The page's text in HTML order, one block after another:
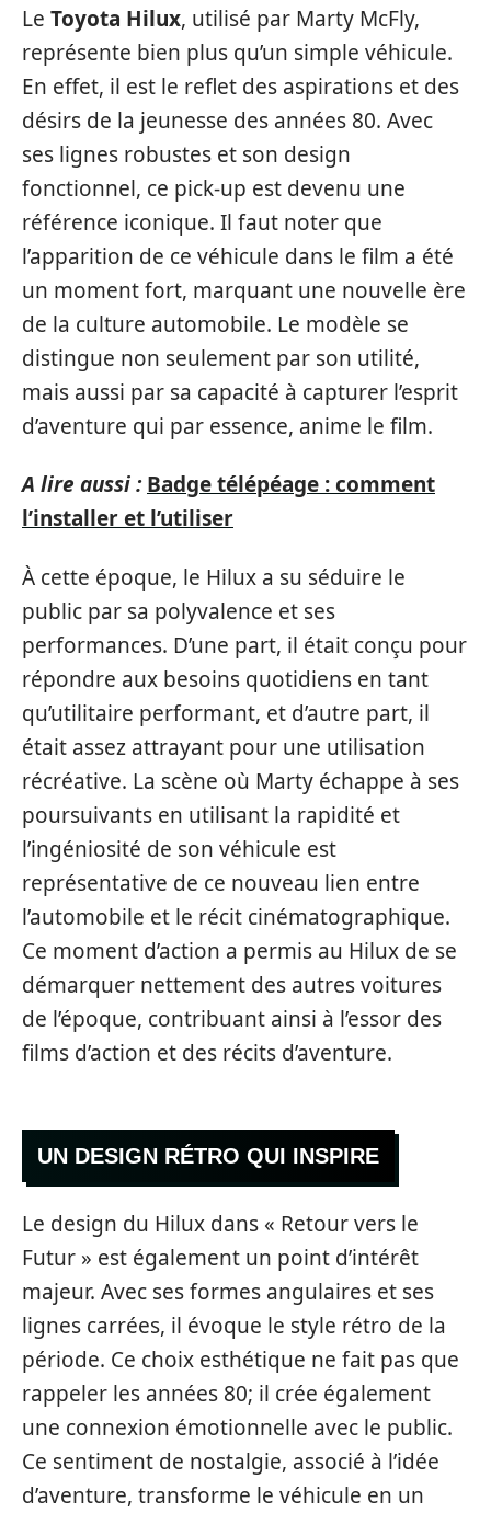
Le Toyota Hilux, utilisé par Marty McFly,
représente bien plus qu’un simple véhicule.
En effet, il est le reflet des aspirations et des
désirs de la jeunesse des années 80. Avec
ses lignes robustes et son design
fonctionnel, ce pick-up est devenu une
référence iconique. Il faut noter que
l’apparition de ce véhicule dans le film a été
un moment fort, marquant une nouvelle ère
de la culture automobile. Le modèle se
distingue non seulement par son utilité,
mais aussi par sa capacité à capturer l’esprit
d’aventure qui par essence, anime le film.
A lire aussi : Badge télépéage : comment
l’installer et l’utiliser
À cette époque, le Hilux a su séduire le
public par sa polyvalence et ses
performances. D’une part, il était conçu pour
répondre aux besoins quotidiens en tant
qu’utilitaire performant, et d’autre part, il
était assez attrayant pour une utilisation
récréative. La scène où Marty échappe à ses
poursuivants en utilisant la rapidité et
l’ingéniosité de son véhicule est
représentative de ce nouveau lien entre
l’automobile et le récit cinématographique.
Ce moment d’action a permis au Hilux de se
démarquer nettement des autres voitures
de l’époque, contribuant ainsi à l’essor des
films d’action et des récits d’aventure.
UN DESIGN RÉTRO QUI INSPIRE
Le design du Hilux dans « Retour vers le
Futur » est également un point d’intérêt
majeur. Avec ses formes angulaires et ses
lignes carrées, il évoque le style rétro de la
période. Ce choix esthétique ne fait pas que
rappeler les années 80; il crée également
une connexion émotionnelle avec le public.
Ce sentiment de nostalgie, associé à l’idée
d’aventure, transforme le véhicule en un